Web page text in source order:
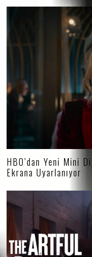
HBO’dan Yeni Mini
Ekrana Uyarlanıyor